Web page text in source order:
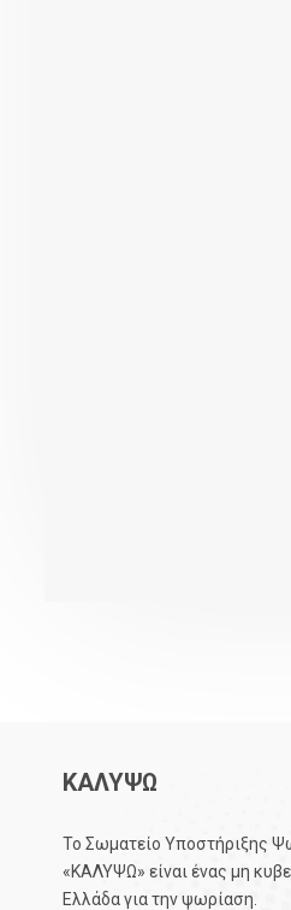
ΚΑΛΥΨΩ
Το Σωματείο Υποστήριξης
«ΚΑΛΥΨΩ» είναι ένας μη
Ελλάδα για την ψωρίαση.